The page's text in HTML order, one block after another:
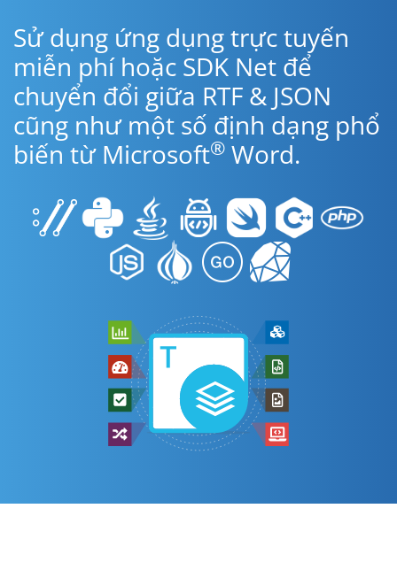
Sử dụng ứng dụng trực tuyến
miễn phí hoặc SDK Net để
chuyển đổi giữa RTF & JSON
cũng như một số định dạng phổ
biến từ Microsoft® Word.